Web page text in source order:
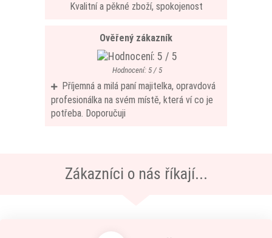
Kvalitní a pěkné zboží, spokojenost
Ověřený zákazník
Hodnocení: 5 / 5
Příjemná a milá paní majitelka, opravdová
profesionálka na svém místě, která ví co je
potřeba. Doporučuji
Zákazníci o nás říkají...